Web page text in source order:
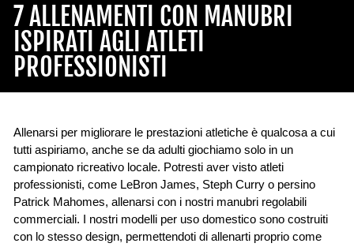
7 ALLENAMENTI CON MANUBRI
ISPIRATI AGLI ATLETI
PROFESSIONISTI
Allenarsi per migliorare le prestazioni atletiche è qualcosa a cui
tutti aspiriamo, anche se da adulti giochiamo solo in un
campionato ricreativo locale. Potresti aver visto atleti
professionisti, come LeBron James, Steph Curry o persino
Patrick Mahomes, allenarsi con i nostri manubri regolabili
commerciali. I nostri modelli per uso domestico sono costruiti
con lo stesso design, permettendoti di allenarti proprio come